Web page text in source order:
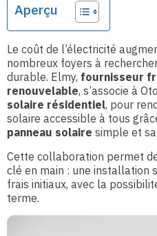
Aperçu
Le coût de l’électricité
nombreux foyers à
durable. Elmy, fournisseur
renouvelable, s’associe à
solaire résidentiel, pour
solaire accessible à tous
panneau solaire simple et
Cette collaboration permet
clé en main : une installation
frais initiaux, avec la
terme.